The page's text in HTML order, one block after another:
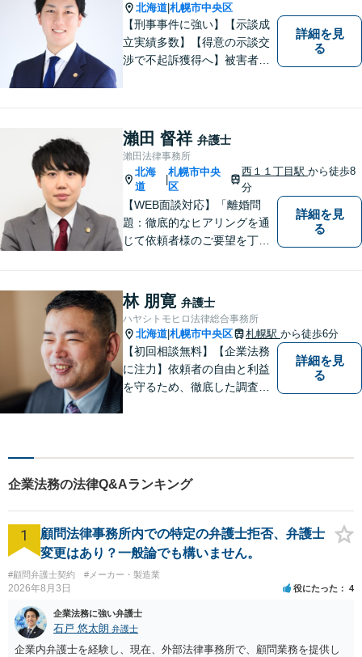
北海道 札幌市中央区
【刑事事件に強い】【示談成
立実績多数】【得意の示談交
渉で不起訴獲得へ】被害者感
す】スピード対応で少しでも
早い釈放へ！離婚トラブル／
交通事故被害の方の対応実績
多数
詳細を見
る
瀨田 督祥 弁護士
瀨田法律事務所
北海
道
|
札幌市中央
区
西１１丁目駅から徒歩8
分
【WEB面談対応】「離婚問
題：徹底的なヒアリングを通
じて依頼者様のご要望を丁寧
様が納得できる解決を目指し
ます！遺産分割の相談を中心
に幅広い相談に対応」【休
日・夜間相談可】【子連れ相
談可】【完全個室相談】
詳細を見
る
林 朋寛 弁護士
ハヤシトモヒロ法律総合事務所
北海道 札幌市中央区 札幌駅 から徒歩6分
【初回相談無料】【企業法務
に注力】依頼者の自由と利益
を守るため、徹底した調査・
やすい説明をすること、動き
のあった都度の報告をして、
依頼者の不安や疑問の解消に
努めています。
詳細を見
る
企業法務の法律Q&Aランキング
1
顧問法律事務所内での特定の弁護士拒否、弁護士
変更はあり？一般論でも構いません。
#顧問弁護士契約 #メーカー・製造業
2026年8月3日 役にたった 4
企業法務に強い弁護士
石戸 悠太朗 弁護士
企業内弁護士を経験し、現在、外部法律事務所で、顧問業務を提供し